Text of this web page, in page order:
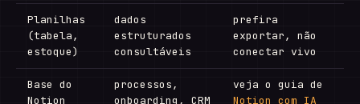
Planilhas
(tabela,
estoque)
dados
estruturados
consultáveis
prefira
exportar, não
conectar vivo
Base do
Notion
processos,
onboarding, CRM
veja o guia de
Notion com IA